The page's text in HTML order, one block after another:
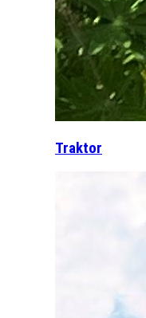
Traktor